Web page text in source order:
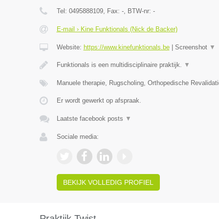
Tel: 0495888109, Fax: -, BTW-nr: -
E-mail › Kine Funktionals (Nick de Backer)
Website: https://www.kinefunktionals.be| Screenshot ▼
Funktionals is een multidisciplinaire praktijk. ▼
Manuele therapie, Rugscholing, Orthopedische
Er wordt gewerkt op afspraak.
Laatste facebook posts ▼
Sociale media:
BEKIJK VOLLEDIG PROFIEL